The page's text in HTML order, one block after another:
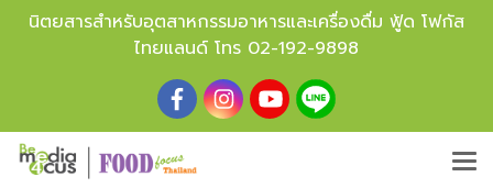
นิตยสารสำหรับอุตสาหกรรมอาหารและเครื่องดื่ม ฟู้ด โฟกัส
ไทยแลนด์ โทร 02-192-9898